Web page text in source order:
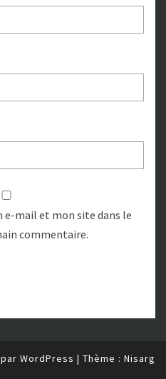
mail et mon site dans le
commentaire.
WordPress | Thème : Nisarg